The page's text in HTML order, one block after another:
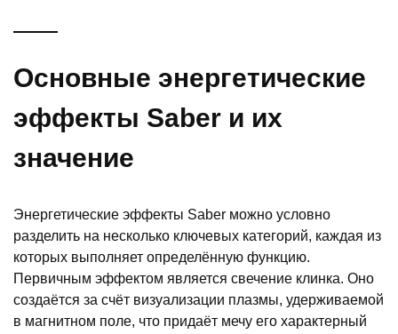
Основные энергетические
эффекты Saber и их
значение
Энергетические эффекты Saber можно условно
разделить на несколько ключевых категорий, каждая из
которых выполняет определённую функцию.
Первичным эффектом является свечение клинка. Оно
создаётся за счёт визуализации плазмы, удерживаемой
в магнитном поле, что придаёт мечу его характерный